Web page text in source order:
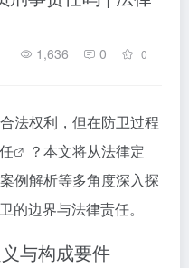
1,636 0 0
法权利，但在防卫过程
？本文将从法律定
例解析等多角度深入探
的边界与法律责任。
与构成要件